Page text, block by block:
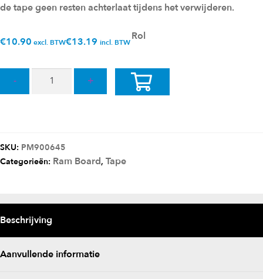
de tape geen resten achterlaat tijdens het verwijderen.
€10.90 excl. BTW€13.19 incl. BTWRol
SKU: PM900645
Categorieën: Ram Board, Tape
Beschrijving
Aanvullende informatie